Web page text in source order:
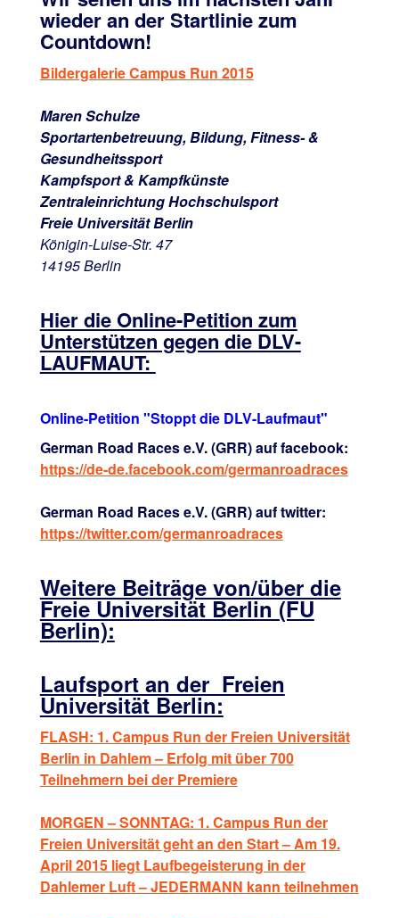
wieder an der Startlinie zum
Countdown!
Bildergalerie Campus Run 2015
Maren Schulze
Sportartenbetreuung, Bildung, Fitness- &
Gesundheitssport
Kampfsport & Kampfkünste
Zentraleinrichtung Hochschulsport
Freie Universität Berlin
Königin-Luise-Str. 47
14195 Berlin
Hier die Online-Petition zum
Unterstützen gegen die DLV-
LAUFMAUT:
Online-Petition "Stoppt die DLV-Laufmaut"
German Road Races e.V. (GRR) auf facebook:
https://de-de.facebook.com/germanroadraces
German Road Races e.V. (GRR) auf twitter:
https://twitter.com/germanroadraces
Weitere Beiträge von/über die
Freie Universität Berlin (FU
Berlin):
Laufsport an der Freien
Universität Berlin:
FLASH: 1. Campus Run der Freien Universität
Berlin in Dahlem – Erfolg mit über 700
Teilnehmern bei der Premiere
MORGEN – SONNTAG: 1. Campus Run der
Freien Universität geht an den Start – Am 19.
April 2015 liegt Laufbegeisterung in der
Dahlemer Luft – JEDERMANN kann teilnehmen